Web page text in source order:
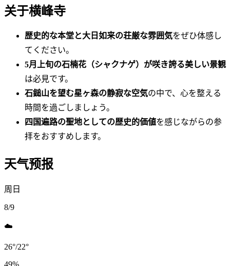
关于横峰寺
歴史的な本堂と大日如来の荘厳な雰囲気をぜひ体感し
てください。
5月上旬の石楠花（シャクナゲ）が咲き誇る美しい景観
は必見です。
石鎚山を望む星ヶ森の静寂な空気の中で、心を整える
時間を過ごしましょう。
四国遍路の聖地としての歴史的価値を感じながらの参
拝をおすすめします。
天气预报
周日
8/9
☁️
26°/22°